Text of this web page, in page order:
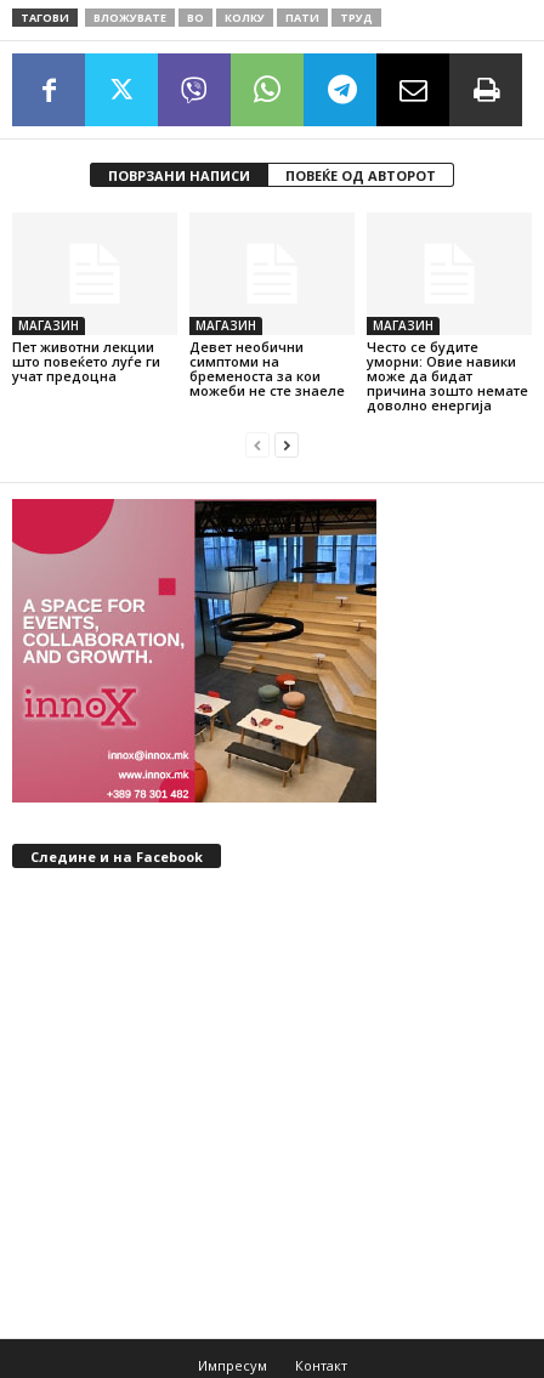
ТАГОВИ ВЛОЖУВАТЕ ВО КОЛКУ ПАТИ ТРУД
ПОВРЗАНИ НАПИСИ ПОВЕЌЕ ОД АВТОРОТ
МАГАЗИН
Пет животни лекции
што повеќето луѓе ги
учат предоцна
МАГАЗИН
Девет необични
симптоми на
бременоста за кои
можеби не сте знаеле
МАГАЗИН
Често се будите
уморни: Овие навики
може да бидат
причина зошто немате
доволно енергија
Следине и на Facebook
Импресум Контакт